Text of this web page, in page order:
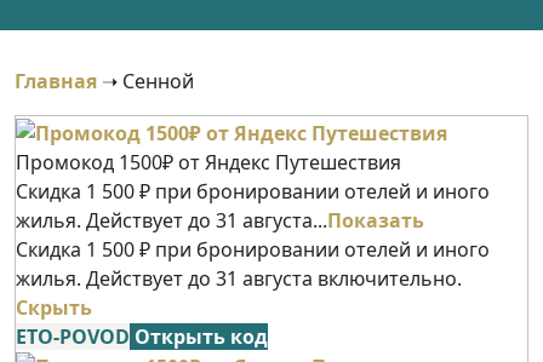
Главная ➝ Сенной
Промокод 1500₽ от Яндекс Путешествия
Скидка 1 500 ₽ при бронировании отелей и иного
жилья. Действует до 31 августа...Показать
Скидка 1 500 ₽ при бронировании отелей и иного
жилья. Действует до 31 августа включительно.
Скрыть
ETO-POVOD Открыть код